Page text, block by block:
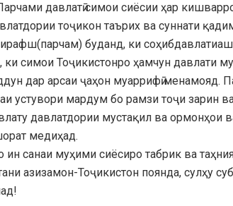
давлатӣ симои сиёсии ҳар
тоҷикон таърих ва суннати
буданд, ки
симои Тоҷикистонро ҳамчун давлати
дар арсаи ҷаҳон муаррифӣ менамояд.
устувори мардум бо рамзи тоҷи зарин
давлатдории мустақил ва ормонҳои
медиҳад.
санаи муҳими сиёсиро табрик ва
азизамон-Тоҷикистон поянда, сулҳу